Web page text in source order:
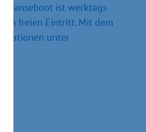
hanseboot ist werktags
freien Eintritt. Mit dem
unter